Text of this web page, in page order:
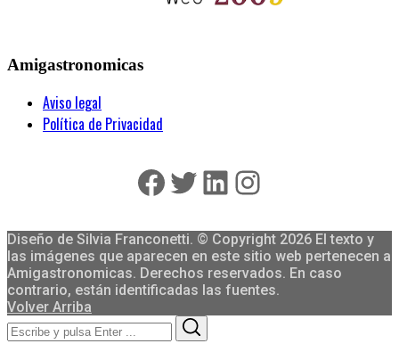
Amigastronomicas
Aviso legal
Política de Privacidad
Facebook
Twitter
LinkedIn
Instagram
Diseño de Silvia Franconetti. © Copyright 2026 El texto y
las imágenes que aparecen en este sitio web pertenecen a
Amigastronomicas. Derechos reservados. En caso
contrario, están identificadas las fuentes.
Volver Arriba
Search
for: